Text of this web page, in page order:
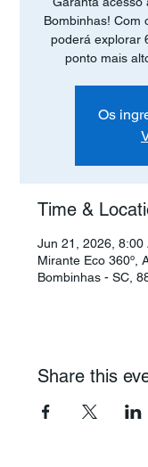
Bombinhas! Com
poderá explorar
ponto mais
Os
Time &
Jun 21, 2026, 8:00
Mirante Eco 360º,
Bombinhas - SC,
Share this